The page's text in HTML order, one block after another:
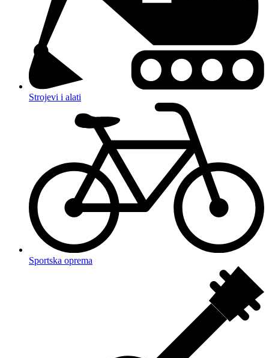
Strojevi i alati
Sportska oprema